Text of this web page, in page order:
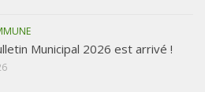
Municipal 2026 est arrivé !